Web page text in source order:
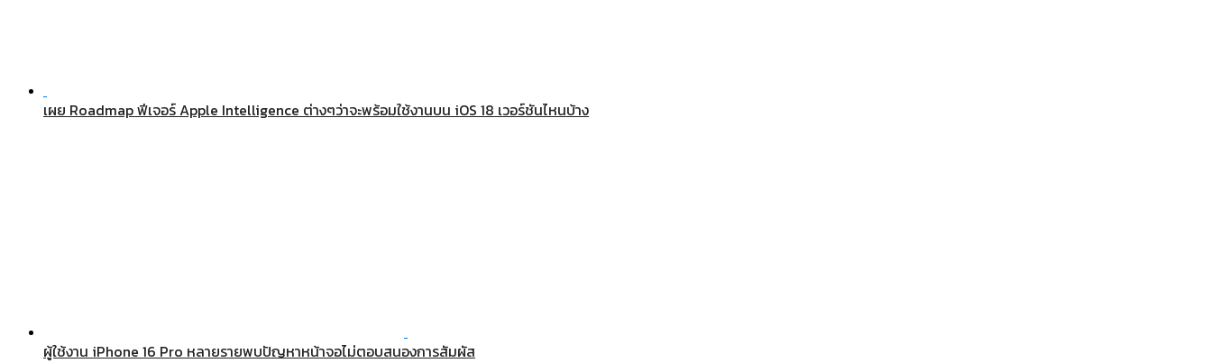
เผย Roadmap ฟีเจอร์ Apple Intelligence ต่างๆว่าจะพร้อมใช้งานบน iOS 18 เวอร์ชันไหนบ้าง
ผู้ใช้งาน iPhone 16 Pro หลายรายพบปัญหาหน้าจอไม่ตอบสนองการสัมผัส